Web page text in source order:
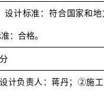
设计标准：符合国家和
：合格。
分
计负责人：蒋丹；②施